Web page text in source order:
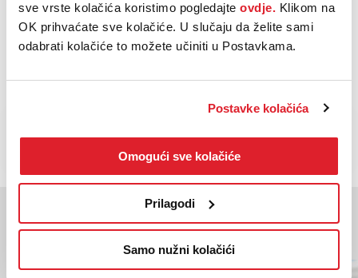
sve vrste kolačića koristimo pogledajte ovdje. Klikom na
OK prihvaćate sve kolačiće. U slučaju da želite sami
odabrati kolačiće to možete učiniti u Postavkama.
Postavke kolačića
Omogući sve kolačiće
Prilagodi
Samo nužni kolačići
Vrsta
mjenjača:
Automatski
KUPI
Slična vozila